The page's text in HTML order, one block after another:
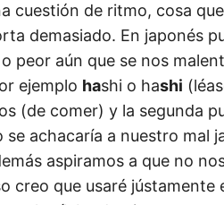
cuestión de ritmo, cosa
demasiado. En japonés
peor aún que se nos
ejemplo hashi o hashi
(de comer) y la segunda
achacaría a nuestro mal
aspiramos a que no
creo que usaré jústamente